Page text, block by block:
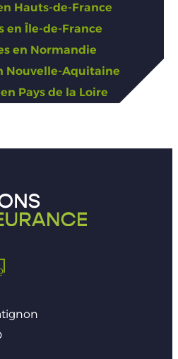
Hauts-de-France
en Île-de-France
en Normandie
Nouvelle-Aquitaine
Pays de la Loire